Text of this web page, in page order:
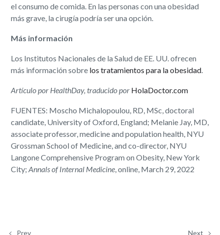
el consumo de comida. En las personas con una obesidad
más grave, la cirugía podría ser una opción.
Más información
Los Institutos Nacionales de la Salud de EE. UU. ofrecen
más información sobre los tratamientos para la obesidad.
Artículo por HealthDay, traducido por HolaDoctor.com
FUENTES: Moscho Michalopoulou, RD, MSc, doctoral
candidate, University of Oxford, England; Melanie Jay, MD,
associate professor, medicine and population health, NYU
Grossman School of Medicine, and co-director, NYU
Langone Comprehensive Program on Obesity, New York
City;Annals of Internal Medicine, online, March 29, 2022
Prev Next